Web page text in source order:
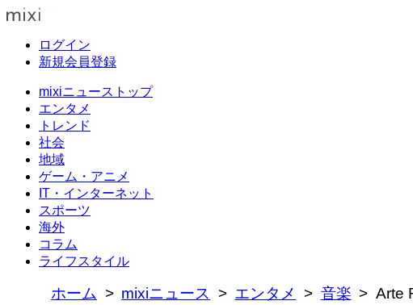
ログイン
新規会員登録
mixiニューストップ
エンタメ
トレンド
社会
地域
ゲーム・アニメ
IT・インターネット
スポーツ
海外
コラム
ライフスタイル
ホーム mixiニュース エンタメ 音楽 Arte